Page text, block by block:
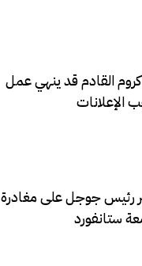
القادم قد ينهي عمل
الإعلانات
رئيس جوجل على مغادرة
ستانفورد